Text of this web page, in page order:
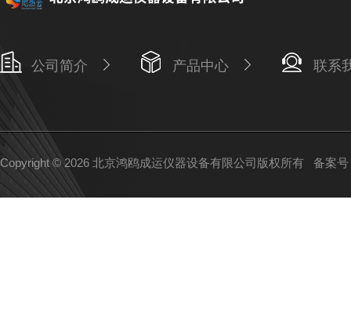
公司简介 产品中心 联系
Copyright © 2026 北京鸿鸥成运仪器设备有限公司版权所有 备案号